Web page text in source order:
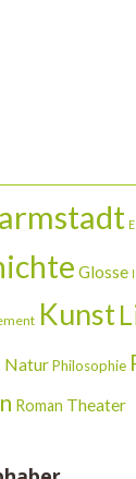
Glosse
Kunst
NaturPhilosophie
Roman Theater